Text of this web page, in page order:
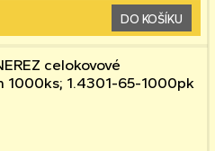
DO KOŠÍKU
celokovové
1000ks; 1.4301-65-1000pk